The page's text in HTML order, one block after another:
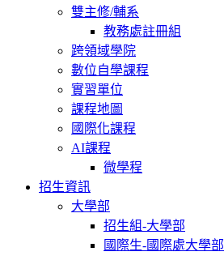
雙主修/輔系
教務處註冊組
跨領域學院
數位自學課程
實習單位
課程地圖
國際化課程
AI課程
微學程
招生資訊
大學部
招生組-大學部
國際生-國際處大學部